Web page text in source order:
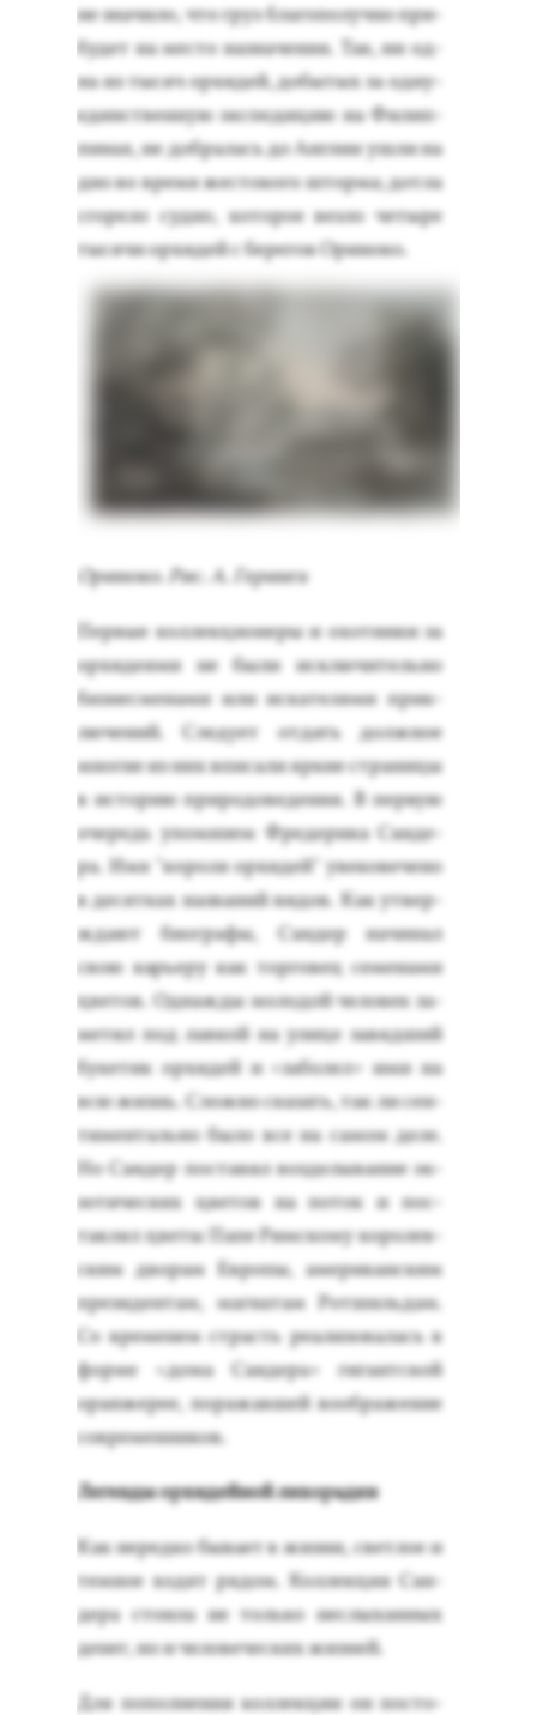
не зна­чило, что груз бла­гопо­луч­но при­
будет на мес­то наз­на­чения. Так, ни од­
на из ты­сяч ор­хи­дей, до­бытых за од­ну-
единс­твен­ную эк­спе­дицию на Фи­лип­
пи­нах, не доб­ра­лась до Ан­глии уш­ли на
дно во вре­мя жес­то­кого штор­ма; дот­ла
сго­рело суд­но, ко­торое вез­ло че­тыре
ты­сячи ор­хи­дей с бе­регов Ори­ноко.
Ори­ноко. Рис. А. Ге­рин­га
Пер­вые кол­лекци­оне­ры и охот­ни­ки за
ор­хи­де­ями не бы­ли ис­клю­читель­но
биз­несме­нами или ис­ка­теля­ми прик­
лю­чений. Сле­ду­ет от­дать дол­жное
мно­гие из них впи­сали яр­кие стра­ницы
в ис­то­рию при­родо­веде­ния. В пер­вую
оче­редь упо­мянем Фре­дери­ка Сан­де­
ра. Имя "ко­роля ор­хи­дей" уве­кове­чено
в де­сят­ках наз­ва­ний ви­дов. Как ут­вер­
жда­ют би­ог­ра­фы, Сан­дер на­чинал
свою карь­еру как тор­го­вец се­мена­ми
цве­тов. Од­нажды мо­лодой че­ловек за­
метил под лав­кой на ули­це за­вяд­ший
бу­кетик ор­хи­дей и «за­болел» ими на
всю жизнь. Слож­но ска­зать, так ли сен­
ти­мен­таль­но бы­ло все на са­мом де­ле.
Но Сан­дер пос­та­вил воз­де­лыва­ние эк­
зо­тичес­ких цве­тов на по­ток и пос­
тавлял цве­ты Па­пе Рим­ско­му ко­ролев­
ским дво­рам Ев­ро­пы, аме­рикан­ским
пре­зиден­там, маг­на­там Рот­шиль­дам.
Со вре­менем страсть ре­али­зова­лась в
фор­ме «до­ма Сан­де­ра» ги­гант­ской
оран­же­рее, по­ражав­шей во­об­ра­жение
сов­ре­мен­ни­ков.
Ле­ген­ды ор­хи­дей­ной ли­хорад­ки
Как не­ред­ко бы­ва­ет в жиз­ни, свет­лое и
тем­ное хо­дят ря­дом. Кол­лекция Сан­
де­ра сто­ила не толь­ко нес­лы­хан­ных
де­нег, но и че­лове­чес­ких жиз­ней.
Для по­пол­не­ния кол­лекции он пос­то­